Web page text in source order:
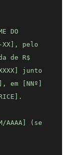
DO
XX], pelo
de R$
junto
em [NNº]
AAAA] (se